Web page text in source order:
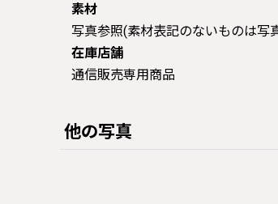
素材
写真参照(素材表記のないものは写
在庫店舗
通信販売専用商品
他の写真